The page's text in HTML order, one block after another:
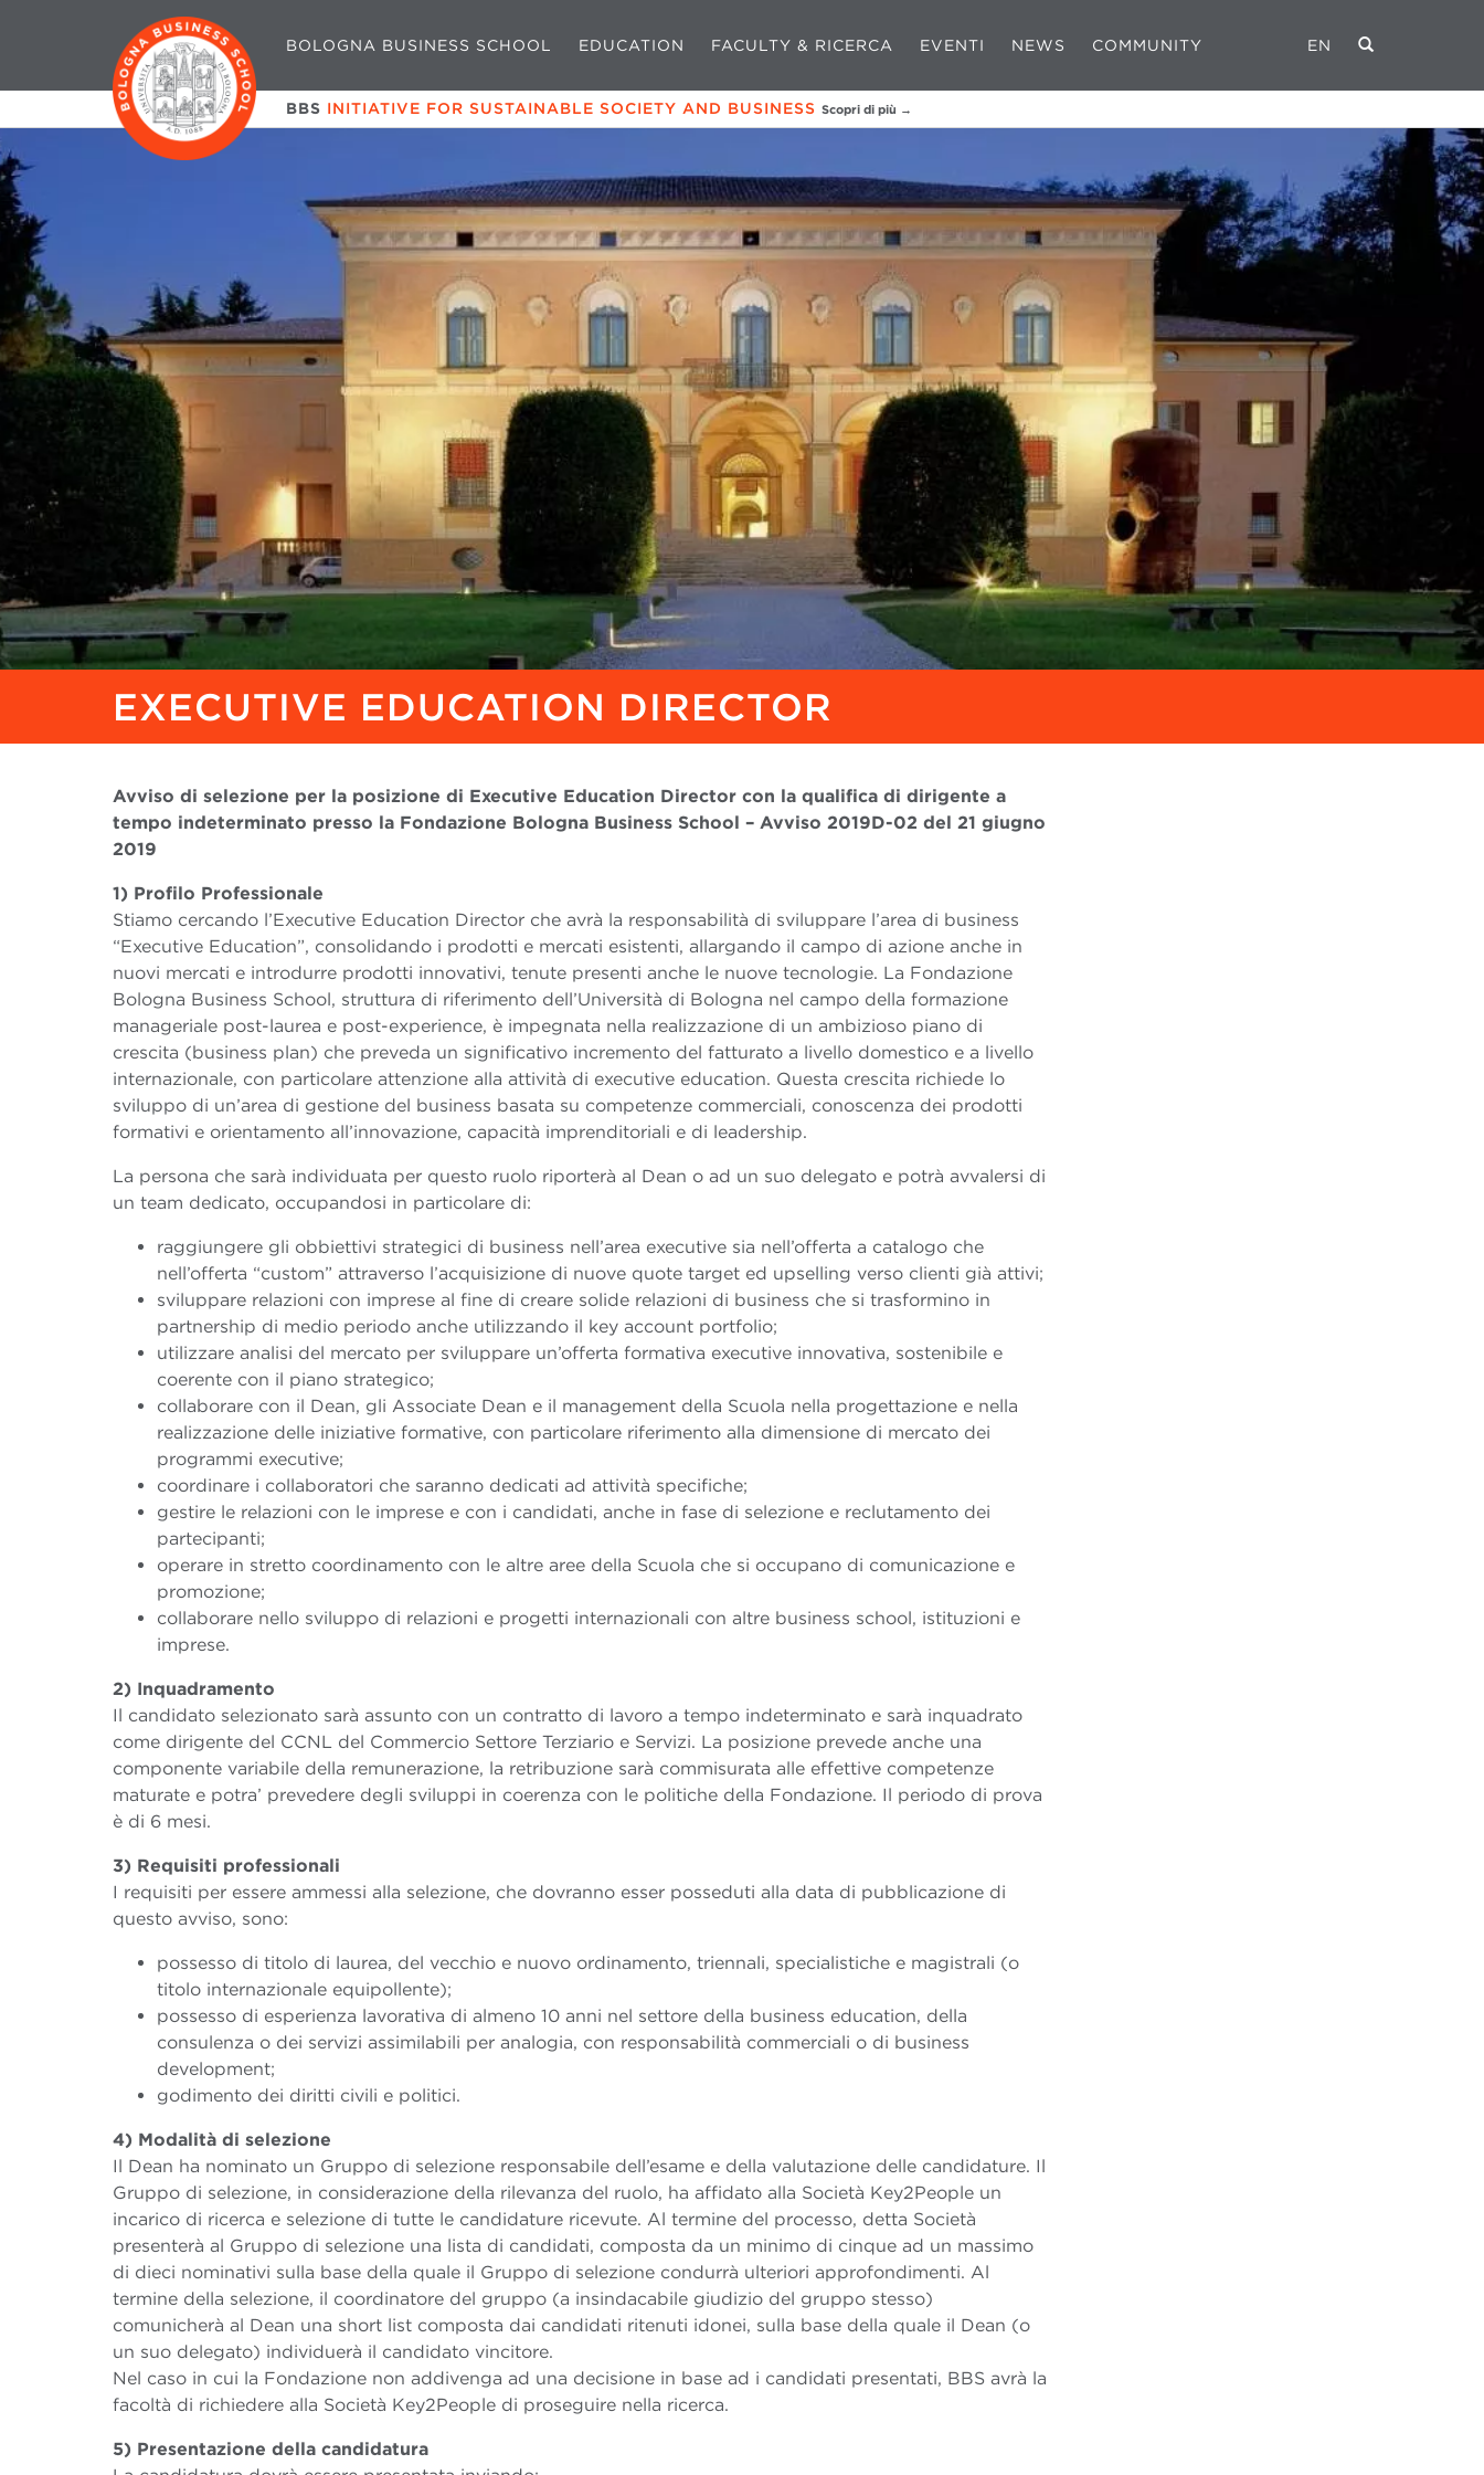
BOLOGNA BUSINESS SCHOOL EDUCATION FACULTY & RICERCA EVENTI NEWS COMMUNITY EN
BBS INITIATIVE FOR SUSTAINABLE SOCIETY AND BUSINESS Scopri di più →
EXECUTIVE EDUCATION DIRECTOR
Avviso di selezione per la posizione di Executive Education Director con la qualifica di dirigente a
tempo indeterminato presso la Fondazione Bologna Business School – Avviso 2019D-02 del 21 giugno
2019
1) Profilo Professionale
Stiamo cercando l’Executive Education Director che avrà la responsabilità di sviluppare l’area di business
“Executive Education”, consolidando i prodotti e mercati esistenti, allargando il campo di azione anche in
nuovi mercati e introdurre prodotti innovativi, tenute presenti anche le nuove tecnologie. La Fondazione
Bologna Business School, struttura di riferimento dell’Università di Bologna nel campo della formazione
manageriale post-laurea e post-experience, è impegnata nella realizzazione di un ambizioso piano di
crescita (business plan) che preveda un significativo incremento del fatturato a livello domestico e a livello
internazionale, con particolare attenzione alla attività di executive education. Questa crescita richiede lo
sviluppo di un’area di gestione del business basata su competenze commerciali, conoscenza dei prodotti
formativi e orientamento all’innovazione, capacità imprenditoriali e di leadership.
La persona che sarà individuata per questo ruolo riporterà al Dean o ad un suo delegato e potrà avvalersi di
un team dedicato, occupandosi in particolare di:
raggiungere gli obbiettivi strategici di business nell’area executive sia nell’offerta a catalogo che
nell’offerta “custom” attraverso l’acquisizione di nuove quote target ed upselling verso clienti già attivi;
sviluppare relazioni con imprese al fine di creare solide relazioni di business che si trasformino in
partnership di medio periodo anche utilizzando il key account portfolio;
utilizzare analisi del mercato per sviluppare un’offerta formativa executive innovativa, sostenibile e
coerente con il piano strategico;
collaborare con il Dean, gli Associate Dean e il management della Scuola nella progettazione e nella
realizzazione delle iniziative formative, con particolare riferimento alla dimensione di mercato dei
programmi executive;
coordinare i collaboratori che saranno dedicati ad attività specifiche;
gestire le relazioni con le imprese e con i candidati, anche in fase di selezione e reclutamento dei
partecipanti;
operare in stretto coordinamento con le altre aree della Scuola che si occupano di comunicazione e
promozione;
collaborare nello sviluppo di relazioni e progetti internazionali con altre business school, istituzioni e
imprese.
2) Inquadramento
Il candidato selezionato sarà assunto con un contratto di lavoro a tempo indeterminato e sarà inquadrato
come dirigente del CCNL del Commercio Settore Terziario e Servizi. La posizione prevede anche una
componente variabile della remunerazione, la retribuzione sarà commisurata alle effettive competenze
maturate e potra’ prevedere degli sviluppi in coerenza con le politiche della Fondazione. Il periodo di prova
è di 6 mesi.
3) Requisiti professionali
I requisiti per essere ammessi alla selezione, che dovranno esser posseduti alla data di pubblicazione di
questo avviso, sono:
possesso di titolo di laurea, del vecchio e nuovo ordinamento, triennali, specialistiche e magistrali (o
titolo internazionale equipollente);
possesso di esperienza lavorativa di almeno 10 anni nel settore della business education, della
consulenza o dei servizi assimilabili per analogia, con responsabilità commerciali o di business
development;
godimento dei diritti civili e politici.
4) Modalità di selezione
Il Dean ha nominato un Gruppo di selezione responsabile dell’esame e della valutazione delle candidature. Il
Gruppo di selezione, in considerazione della rilevanza del ruolo, ha affidato alla Società Key2People un
incarico di ricerca e selezione di tutte le candidature ricevute. Al termine del processo, detta Società
presenterà al Gruppo di selezione una lista di candidati, composta da un minimo di cinque ad un massimo
di dieci nominativi sulla base della quale il Gruppo di selezione condurrà ulteriori approfondimenti. Al
termine della selezione, il coordinatore del gruppo (a insindacabile giudizio del gruppo stesso)
comunicherà al Dean una short list composta dai candidati ritenuti idonei, sulla base della quale il Dean (o
un suo delegato) individuerà il candidato vincitore.
Nel caso in cui la Fondazione non addivenga ad una decisione in base ad i candidati presentati, BBS avrà la
facoltà di richiedere alla Società Key2People di proseguire nella ricerca.
5) Presentazione della candidatura